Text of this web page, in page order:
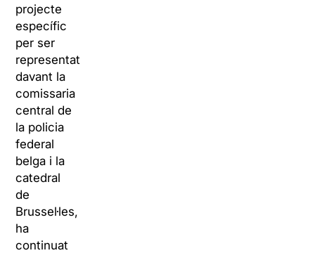
projecte
específic
per ser
representat
davant la
comissaria
central de
la policia
federal
belga i la
catedral
de
Brussel·les,
ha
continuat